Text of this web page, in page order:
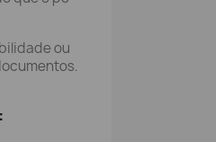
ou